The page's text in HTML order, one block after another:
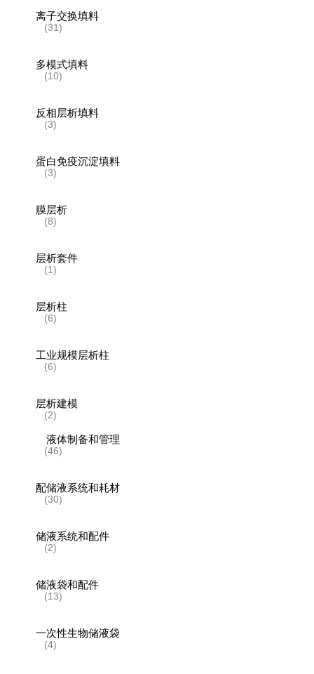
离子交换填料
(31)
多模式填料
(10)
反相层析填料
(3)
蛋白免疫沉淀填料
(3)
膜层析
(8)
层析套件
(1)
层析柱
(6)
工业规模层析柱
(6)
层析建模
(2)
液体制备和管理
(46)
配储液系统和耗材
(30)
储液系统和配件
(2)
储液袋和配件
(13)
一次性生物储液袋
(4)